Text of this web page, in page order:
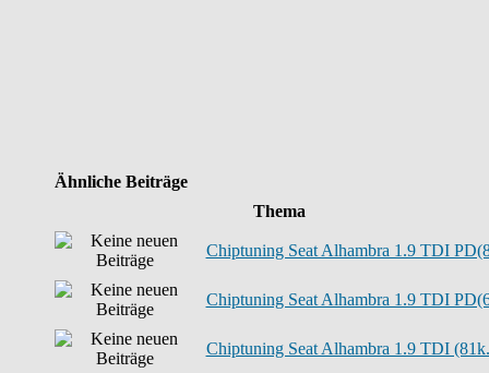
Ähnliche Beiträge
Thema
Chiptuning Seat Alhambra 1.9 TDI
Chiptuning Seat Alhambra 1.9 TDI
Chiptuning Seat Alhambra 1.9 TDI